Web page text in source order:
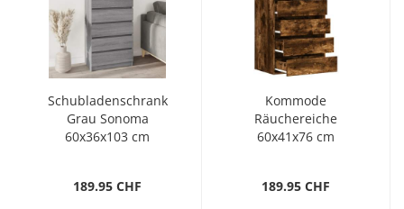
Schubladenschrank
Grau Sonoma
60x36x103 cm
189.95 CHF
Kommode
Räuchereiche
60x41x76 cm
189.95 CHF